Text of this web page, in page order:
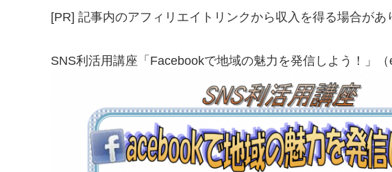
[PR] 記事内のアフィリエイトリンクから収入を得る場合があ
SNS利活用講座「Facebookで地域の魅力を発信しよう！」